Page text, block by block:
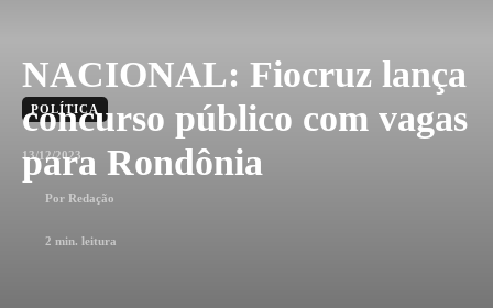
NACIONAL: Fiocruz lança
concurso público com vagas
para Rondônia
POLÍTICA
13/12/2023
Por Redação
2 min. leitura